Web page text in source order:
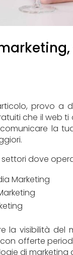
provo a
che il web
la
dove
Marketing
la visibilità del
con offerte
di marketing